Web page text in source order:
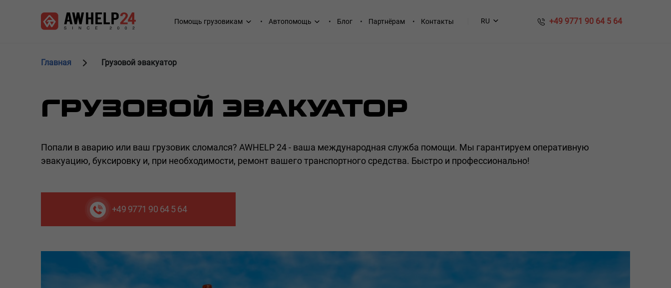
Main
Помощь грузовикам Автопомощь Блог Партнёрам Контакты RU ​​ +49 9771 90 64 5 64
Главная Грузовой эвакуатор
ГРУЗОВОЙ ЭВАКУАТОР
Попали в аварию или ваш грузовик сломался? AWHELP 24 - ваша международная служба помощи. Мы гарантируем оперативную
эвакуацию, буксировку и, при необходимости, ремонт вашего транспортного средства. Быстро и профессионально!
+49 9771 90 64 5 64